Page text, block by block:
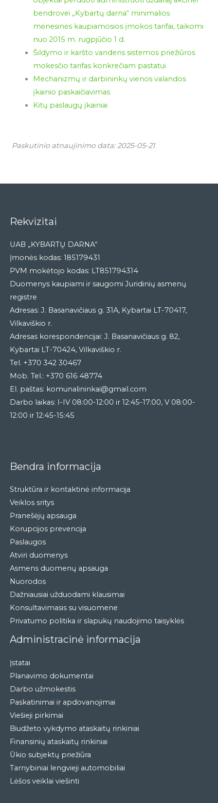
bendrovei „Kybartų darna“ minimalios
mėnesinės kaupiamosios įmokos tarifai, taikomi
nuo 2015 m. rugpjūčio 1 d.
Šildymo ir karšto vandens sistemos priežiūros
mokesčio tarifas konkrečiam pastatui
Mechanizmų ir darbininkų vienos valandos
įkainio paskaičiavimas
Kitų paslaugų įkainiai
Paskutinio atnaujinimo data: 2025-05-21
Rekvizitai
UAB „KYBARTŲ DARNA“
Įmonės kodas: 185179431
PVM mokėtojo kodas: LT851794314
Duomenys kaupiami ir saugomi Juridinių asmenų
registre
Adresas: J. Basanavičiaus g. 31A, Kybartai LT-70417,
Vilkaviškio r.
Adresas korespondencijai: J. Basanavičiaus g. 82,
Kybartai LT-70424, Vilkaviškio r.
Tel. +370 342 30467
Mob. Tel.: +370 616 48774
El. paštas: komunalininkai@gmail.com
Darbo laikas: I-IV 08:00-12:00 ir 12:45-17:00, V 08:00-
12:00 ir 12:45-15:45
Bendra informacija
Struktūra ir kontaktinė informacija
Veiklos sritys
Pranešėjų apsauga
Korupcijos prevencija
Paslaugos
Atviri duomenys
Asmens duomenų apsauga
Nuorodos
Dažniausiai užduodami klausimai
Konsultavimasis su visuomene
Privatumo politika ir slapukų naudojimo taisyklės
Administracinė informacija
Įstatai
Planavimo dokumentai
Darbo užmokestis
Paskatinimai ir apdovanojimai
Viešieji pirkimai
Biudžeto vykdymo ataskaitų rinkiniai
Finansinių ataskaitų rinkiniai
Ūkio subjektų priežiūra
Tarnybiniai lengvieji automobiliai
Lėšos veiklai viešinti